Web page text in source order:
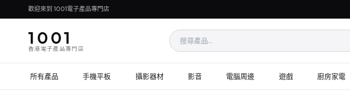
歡迎來到 1001電子產品專門店
1001
香港電子產品專門店
所有產品 手機平板 攝影器材 影音 電腦周邊 遊戲 廚房家電